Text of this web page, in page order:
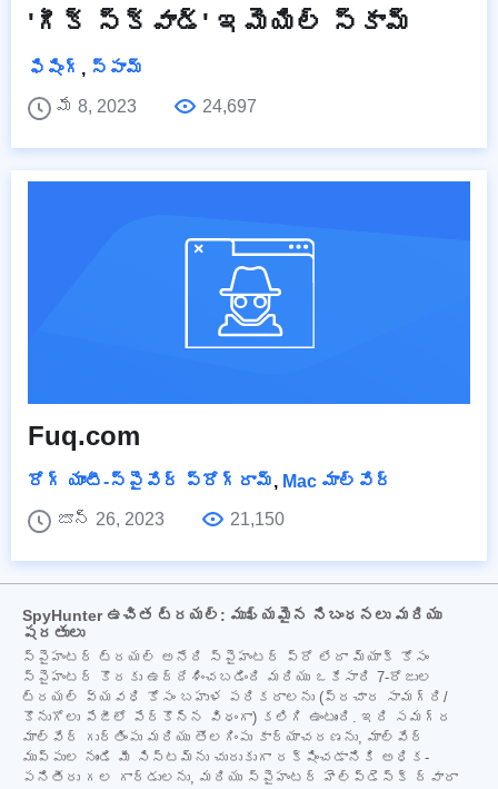
'గీక్ స్క్వాడ్' ఇమెయిల్ స్కామ్
ఫిషింగ్ , స్పామ్
మే 8, 2023
24,697
Fuq.com
రోగ్ యాంటీ-స్పైవేర్ ప్రోగ్రామ్, Mac మాల్వేర్
జూన్ 26, 2023
21,150
SpyHunter ఉచిత ట్రయల్: ముఖ్యమైన నిబంధనలు మరియు
షరతులు
స్పైహంటర్ ట్రయల్ అనేది స్పైహంటర్ ప్రో లేదా మ్యాక్ కోసం
స్పైహంటర్ కొరకు ఉద్దేశించబడింది మరియు ఒకేసారి 7-రోజుల
ట్రయల్ వ్యవధి కోసం బహుళ పరికరాలను (ప్రచార సామగ్రి/
కొనుగోలు పేజీలో పేర్కొన్న విధంగా) కలిగి ఉంటుంది. ఇది సమగ్ర
మాల్వేర్ గుర్తింపు మరియు తొలగింపు కార్యాచరణను, మాల్వేర్
ముప్పుల నుండి మీ సిస్టమ్‌ను చురుకుగా రక్షించడానికి అధిక-
పనితీరు గల గార్డులను, మరియు స్పైహంటర్ హెల్ప్‌డెస్క్ ద్వారా